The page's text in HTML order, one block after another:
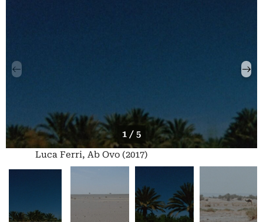
1 / 5
Luca Ferri, Ab Ovo (2017)